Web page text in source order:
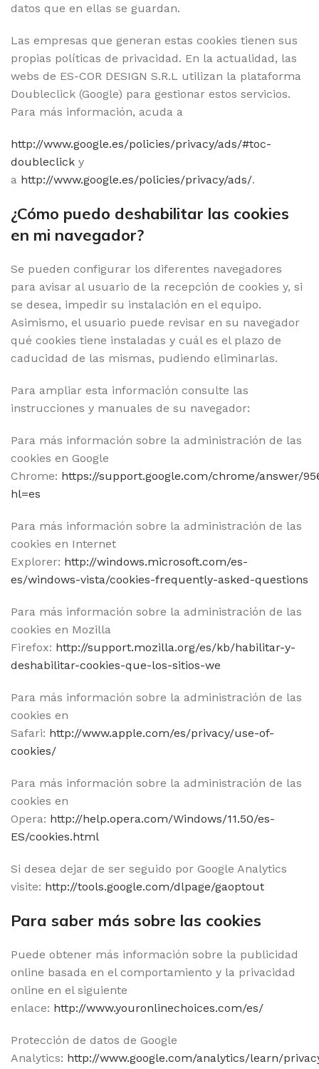
datos que en ellas se guardan.
Las empresas que generan estas cookies tienen sus
propias políticas de privacidad. En la actualidad, las
webs de ES-COR DESIGN S.R.L utilizan la plataforma
Doubleclick (Google) para gestionar estos servicios.
Para más información, acuda a
http://www.google.es/policies/privacy/ads/#toc-
doubleclick y
a http://www.google.es/policies/privacy/ads/.
¿Cómo puedo deshabilitar las cookies
en mi navegador?
Se pueden configurar los diferentes navegadores
para avisar al usuario de la recepción de cookies y, si
se desea, impedir su instalación en el equipo.
Asimismo, el usuario puede revisar en su navegador
qué cookies tiene instaladas y cuál es el plazo de
caducidad de las mismas, pudiendo eliminarlas.
Para ampliar esta información consulte las
instrucciones y manuales de su navegador:
Para más información sobre la administración de las
cookies en Google
Chrome: https://support.google.com/chrome/answer/
hl=es
Para más información sobre la administración de las
cookies en Internet
Explorer: http://windows.microsoft.com/es-
es/windows-vista/cookies-frequently-asked-questions
Para más información sobre la administración de las
cookies en Mozilla
Firefox: http://support.mozilla.org/es/kb/habilitar-y-
deshabilitar-cookies-que-los-sitios-we
Para más información sobre la administración de las
cookies en
Safari: http://www.apple.com/es/privacy/use-of-
cookies/
Para más información sobre la administración de las
cookies en
Opera: http://help.opera.com/Windows/11.50/es-
ES/cookies.html
Si desea dejar de ser seguido por Google Analytics
visite: http://tools.google.com/dlpage/gaoptout
Para saber más sobre las cookies
Puede obtener más información sobre la publicidad
online basada en el comportamiento y la privacidad
online en el siguiente
enlace: http://www.youronlinechoices.com/es/
Protección de datos de Google
Analytics: http://www.google.com/analytics/learn/